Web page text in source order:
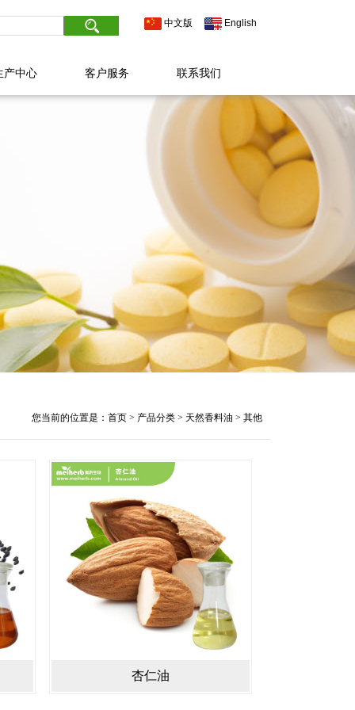
中文版 English
产中心 客户服务 联系我们
您当前的位置是： 首页 > 产品分类 > 天然香料油 > 其他
杏仁油